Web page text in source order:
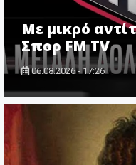
Με μικρό
Σπορ FM TV
06.08.2026 - 17:26